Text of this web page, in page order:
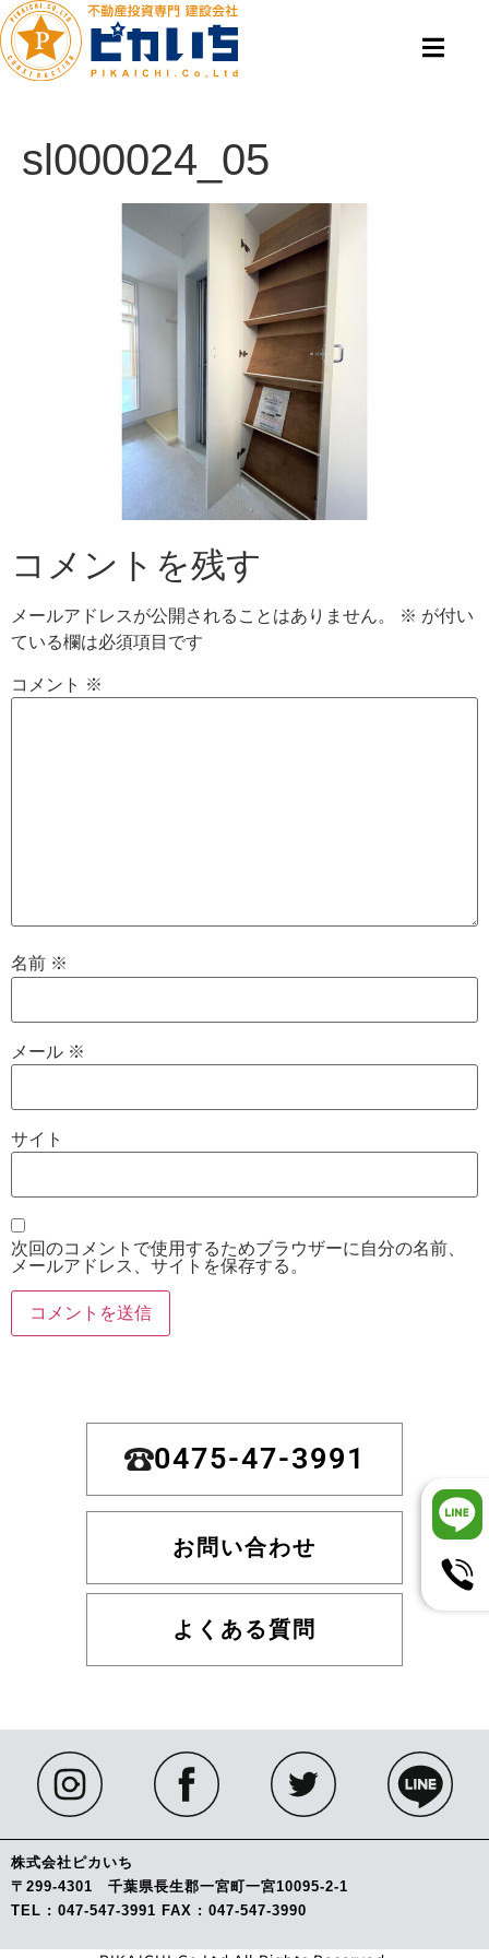
sl000024_05
コメントを残す
メールアドレスが公開されることはありません。 ※ が付い
ている欄は必須項目です
コメント ※
名前 ※
メール ※
サイト
次回のコメントで使用するためブラウザーに自分の名前、
メールアドレス、サイトを保存する。
0475-47-3991
お問い合わせ
よくある質問
株式会社ピカいち
〒299-4301 千葉県長生郡一宮町一宮10095-2-1
TEL : 047-547-3991 FAX : 047-547-3990